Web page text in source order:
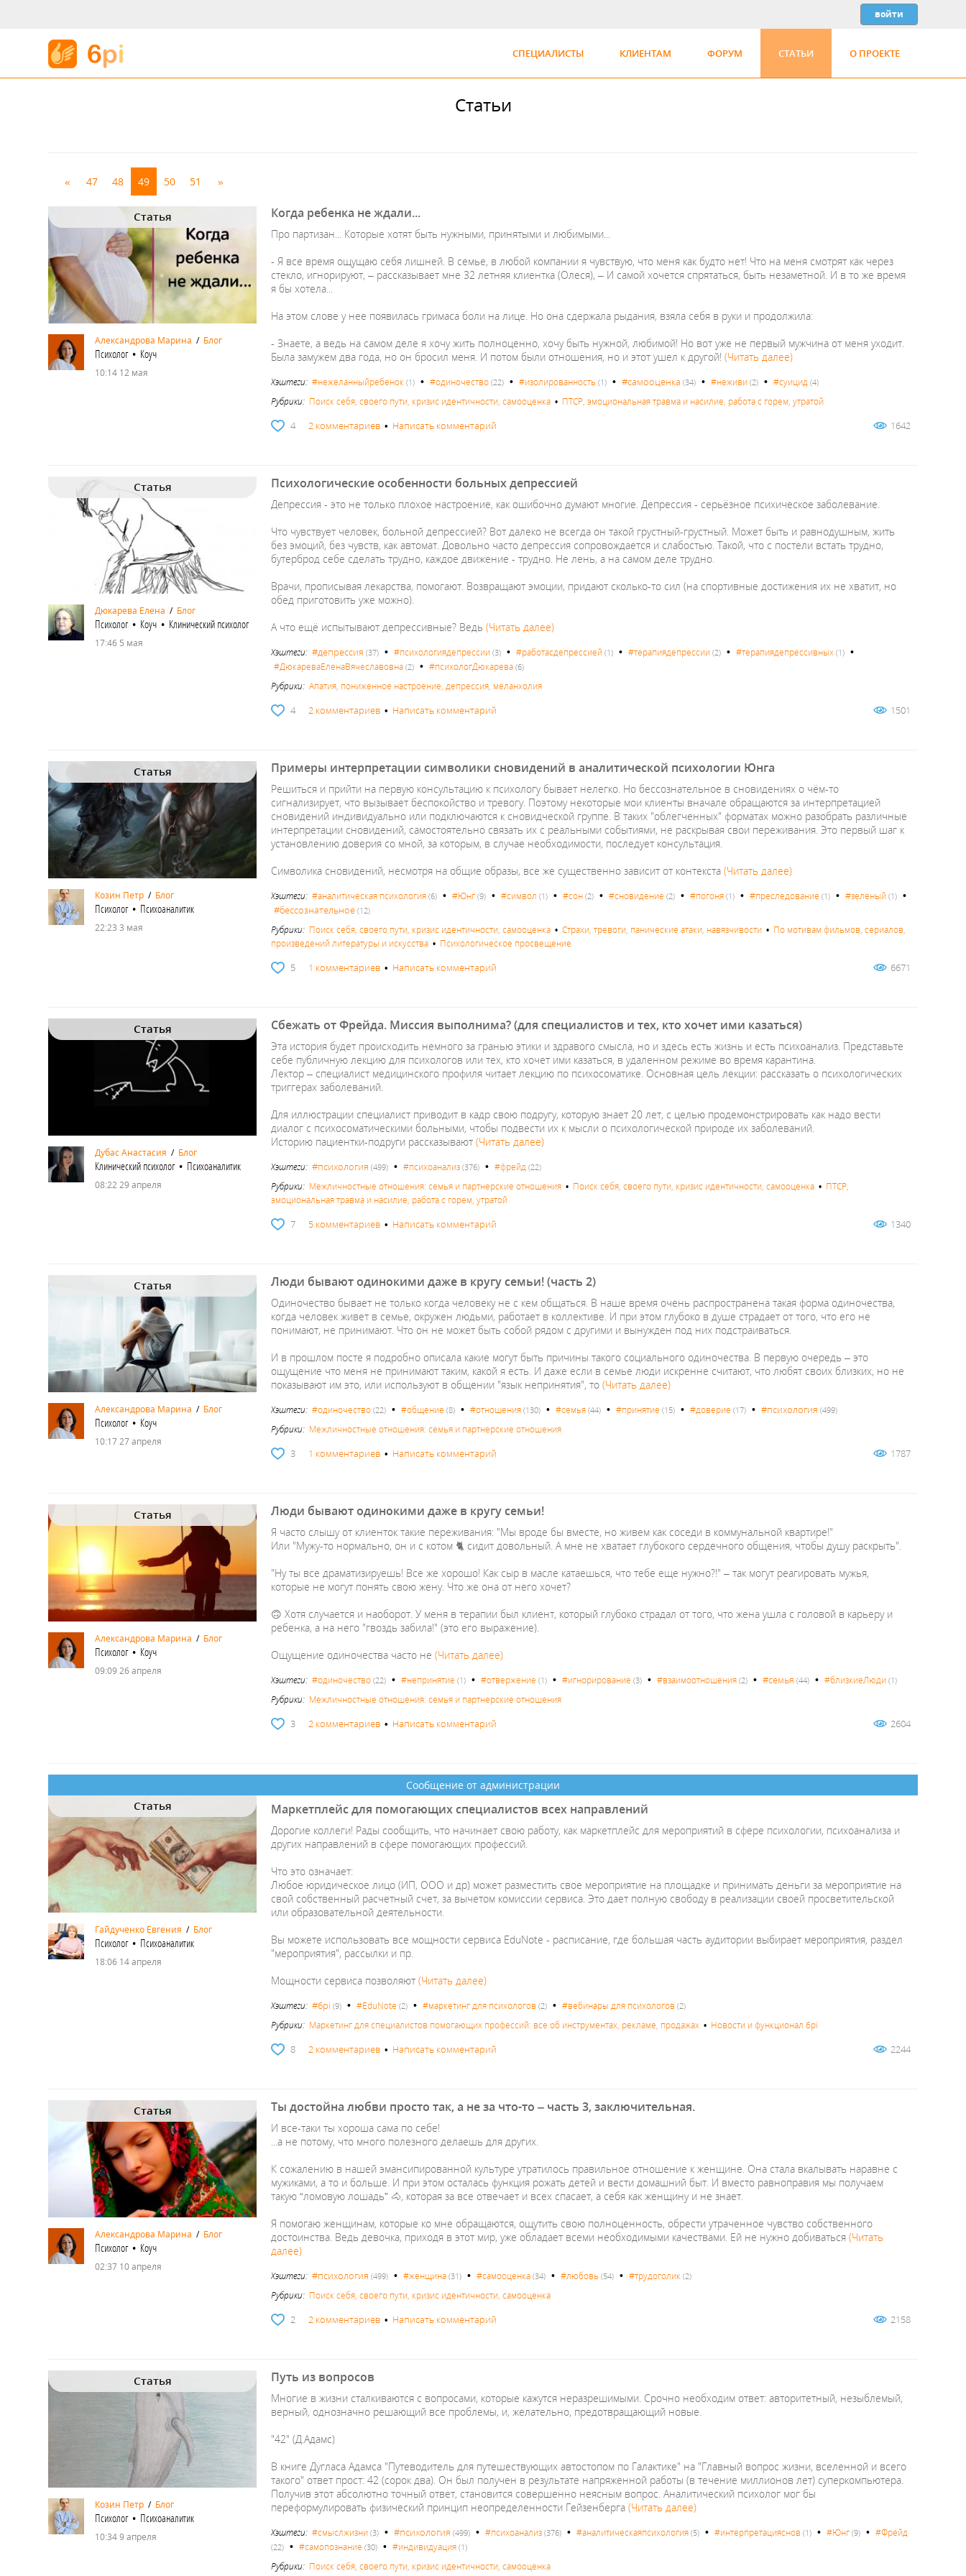
СПЕЦИАЛИСТЫ КЛИЕНТАМ ФОРУМ СТАТЬИ О ПРОЕКТЕ
Статьи
« 47 48 49 50 51 »
Статья
Александрова Марина / Блог
Психолог • Коуч
10:14 12 мая
Когда ребенка не ждали...
Про партизан... Которые хотят быть нужными, принятыми и любимыми...
- Я все время ощущаю себя лишней. В семье, в любой компании я чувствую, что меня как будто нет! Что на меня смотрят как через
стекло, игнорируют, – рассказывает мне 32 летняя клиентка (Олеся), – И самой хочется спрятаться, быть незаметной. И в то же время
я бы хотела...
На этом слове у нее появилась гримаса боли на лице. Но она сдержала рыдания, взяла себя в руки и продолжила:
- Знаете, а ведь на самом деле я хочу жить полноценно, хочу быть нужной, любимой! Но вот уже не первый мужчина от меня уходит.
Была замужем два года, но он бросил меня. И потом были отношения, но и этот ушел к другой!(Читать далее)
Хэштеги:#нежеланныйребенок (1) •#одиночество (22) •#изолированность (1) •#самооценка (34) •#неживи (2) •#суицид (4)
Рубрики: Поиск себя, своего пути, кризис идентичности, самооценка • ПТСР, эмоциональная травма и насилие, работа с горем, утратой
4 2 комментариев • Написать комментарий 1642
Статья
Дюкарева Елена / Блог
Психолог • Коуч • Клинический психолог
17:46 5 мая
Психологические особенности больных депрессией
Депрессия - это не только плохое настроение, как ошибочно думают многие. Депрессия - серьёзное психическое заболевание.
Что чувствует человек, больной депрессией? Вот далеко не всегда он такой грустный-грустный. Может быть и равнодушным, жить
без эмоций, без чувств, как автомат. Довольно часто депрессия сопровождается и слабостью. Такой, что с постели встать трудно,
бутерброд себе сделать трудно, каждое движение - трудно. Не лень, а на самом деле трудно.
Врачи, прописывая лекарства, помогают. Возвращают эмоции, придают сколько-то сил (на спортивные достижения их не хватит, но
обед приготовить уже можно).
А что ещё испытывают депрессивные? Ведь(Читать далее)
Хэштеги:#депрессия (37) •#психологиядепрессии (3) •#работасдепрессией (1) •#терапиядепрессии (2) •#терапиядепрессивных (1) •
#ДюкареваЕленаВячеславовна (2) •#психологДюкарева (6)
Рубрики:Апатия, пониженное настроение, депрессия, меланхолия
4 2 комментариев • Написать комментарий 1501
Статья
Козин Петр / Блог
Психолог • Психоаналитик
22:23 3 мая
Примеры интерпретации символики сновидений в аналитической психологии Юнга
Решиться и прийти на первую консультацию к психологу бывает нелегко. Но бессознательное в сновидениях о чём-то
сигнализирует, что вызывает беспокойство и тревогу. Поэтому некоторые мои клиенты вначале обращаются за интерпретацией
сновидений индивидуально или подключаются к сновидческой группе. В таких "облегченных" форматах можно разобрать различные
интерпретации сновидений, самостоятельно связать их с реальными событиями, не раскрывая свои переживания. Это первый шаг к
установлению доверия со мной, за которым, в случае необходимости, последует консультация.
Символика сновидений, несмотря на общие образы, все же существенно зависит от контекста(Читать далее)
Хэштеги:#аналитическая психология (6) •#Юнг (9) •#символ (1) •#сон (2) •#сновидение (2) •#погоня (1) •#преследование (1) •#зеленый (1) •
#бессознательное (12)
Рубрики: Поиск себя, своего пути, кризис идентичности, самооценка •Страхи, тревоги, панические атаки, навязчивости • По мотивам фильмов, сериалов,
произведений литературы и искусства • Психологическое просвещение
5 1 комментариев • Написать комментарий 6671
Статья
Дубас Анастасия / Блог
Клинический психолог • Психоаналитик
08:22 29 апреля
Сбежать от Фрейда. Миссия выполнима? (для специалистов и тех, кто хочет ими казаться)
Эта история будет происходить немного за гранью этики и здравого смысла, но и здесь есть жизнь и есть психоанализ. Представьте
себе публичную лекцию для психологов или тех, кто хочет ими казаться, в удаленном режиме во время карантина.
Лектор – специалист медицинского профиля читает лекцию по психосоматике. Основная цель лекции: рассказать о психологических
триггерах заболеваний.
Для иллюстрации специалист приводит в кадр свою подругу, которую знает 20 лет, с целью продемонстрировать как надо вести
диалог с психосоматическими больными, чтобы подвести их к мысли о психологической природе их заболеваний.
Историю пациентки-подруги рассказывают(Читать далее)
Хэштеги:#психология (499) •#психоанализ (376) •#фрейд (22)
Рубрики: Межличностные отношения: семья и партнерские отношения • Поиск себя, своего пути, кризис идентичности, самооценка • ПТСР,
эмоциональная травма и насилие, работа с горем, утратой
7 5 комментариев • Написать комментарий 1340
Статья
Александрова Марина / Блог
Психолог • Коуч
10:17 27 апреля
Люди бывают одинокими даже в кругу семьи! (часть 2)
Одиночество бывает не только когда человеку не с кем общаться. В наше время очень распространена такая форма одиночества,
когда человек живет в семье, окружен людьми, работает в коллективе. И при этом глубоко в душе страдает от того, что его не
понимают, не принимают. Что он не может быть собой рядом с другими и вынужден под них подстраиваться.
И в прошлом посте я подробно описала какие могут быть причины такого социального одиночества. В первую очередь – это
ощущение что меня не принимают таким, какой я есть. И даже если в семье люди искренне считают, что любят своих близких, но не
показывают им это, или используют в общении "язык непринятия", то(Читать далее)
Хэштеги:#одиночество (22) •#общение (8) •#отношения (130) •#семья (44) •#принятие (15) •#доверие (17) •#психология (499)
Рубрики: Межличностные отношения: семья и партнерские отношения
3 1 комментариев • Написать комментарий 1787
Статья
Александрова Марина / Блог
Психолог • Коуч
09:09 26 апреля
Люди бывают одинокими даже в кругу семьи!
Я часто слышу от клиенток такие переживания: "Мы вроде бы вместе, но живем как соседи в коммунальной квартире!"
Или "Мужу-то нормально, он и с котом 🐈 сидит довольный. А мне не хватает глубокого сердечного общения, чтобы душу раскрыть".
"Ну ты все драматизируешь! Все же хорошо! Как сыр в масле катаешься, что тебе еще нужно?!" – так могут реагировать мужья,
которые не могут понять свою жену. Что же она от него хочет?
🙃 Хотя случается и наоборот. У меня в терапии был клиент, который глубоко страдал от того, что жена ушла с головой в карьеру и
ребенка, а на него "гвоздь забила!" (это его выражение).
Ощущение одиночества часто не(Читать далее)
Хэштеги:#одиночество (22) •#непринятие (1) •#отвержение (1) •#игнорирование (3) •#взаимоотношения (2) •#семья (44) •#близкиеЛюди (1)
Рубрики: Межличностные отношения: семья и партнерские отношения
3 2 комментариев • Написать комментарий 2604
Сообщение от администрации
Статья
Гайдученко Евгения / Блог
Психолог • Психоаналитик
18:06 14 апреля
Маркетплейс для помогающих специалистов всех направлений
Дорогие коллеги! Рады сообщить, что начинает свою работу, как маркетплейс для мероприятий в сфере психологии, психоанализа и
других направлений в сфере помогающих профессий.
Что это означает:
Любое юридическое лицо (ИП, ООО и др) может разместить свое мероприятие на площадке и принимать деньги за мероприятие на
свой собственный расчетный счет, за вычетом комиссии сервиса. Это дает полную свободу в реализации своей просветительской
или образовательной деятельности.
Вы можете использовать все мощности сервиса EduNote - расписание, где большая часть аудитории выбирает мероприятия, раздел
"мероприятия", рассылки и пр.
Мощности сервиса позволяют(Читать далее)
Хэштеги:#6pi (9) •#EduNote (2) •#маркетинг для психологов (2) •#вебинары для психологов (2)
Рубрики: Маркетинг для специалистов помогающих профессий: все об инструментах, рекламе, продажах • Новости и функционал 6pi
8 2 комментариев • Написать комментарий 2244
Статья
Александрова Марина / Блог
Психолог • Коуч
02:37 10 апреля
Ты достойна любви просто так, а не за что-то ‒ часть 3, заключительная.
И все-таки ты хороша сама по себе!
...а не потому, что много полезного делаешь для других.
К сожалению в нашей эмансипированной культуре утратилось правильное отношение к женщине. Она стала вкалывать наравне с
мужиками, а то и больше. И при этом осталась функция рожать детей и вести домашний быт. И вместо равноправия мы получаем
такую “ломовую лошадь” 🐴, которая за все отвечает и всех спасает, а себя как женщину и не знает.
Я помогаю женщинам, которые ко мне обращаются, ощутить свою полноценность, обрести утраченное чувство собственного
достоинства. Ведь девочка, приходя в этот мир, уже обладает всеми необходимыми качествами. Ей не нужно добиваться(Читать
далее)
Хэштеги:#психология (499) •#женщина (31) •#самооценка (34) •#любовь (54) •#трудоголик (2)
Рубрики: Поиск себя, своего пути, кризис идентичности, самооценка
2 2 комментариев • Написать комментарий 2158
Статья
Козин Петр / Блог
Психолог • Психоаналитик
10:34 9 апреля
Путь из вопросов
Многие в жизни сталкиваются с вопросами, которые кажутся неразрешимыми. Срочно необходим ответ: авторитетный, незыблемый,
верный, однозначно решающий все проблемы, и, желательно, предотвращающий новые.
"42" (Д.Адамс)
В книге Дугласа Адамса "Путеводитель для путешествующих автостопом по Галактике" на "Главный вопрос жизни, вселенной и всего
такого" ответ прост: 42 (сорок два). Он был получен в результате напряженной работы (в течение миллионов лет) суперкомпьютера.
Получив этот абсолютно точный ответ, становится совершенно неясным вопрос. Аналитический психолог мог бы
переформулировать физический принцип неопределенности Гейзенберга(Читать далее)
Хэштеги:#смыслжизни (3) •#психология (499) •#психоанализ (376) •#аналитическаяпсихология (5) •#интерпретацияснов (1) •#Юнг (9) •#Фрейд
(22) •#самопознание (30) •#индивидуация (1)
Рубрики: Поиск себя, своего пути, кризис идентичности, самооценка